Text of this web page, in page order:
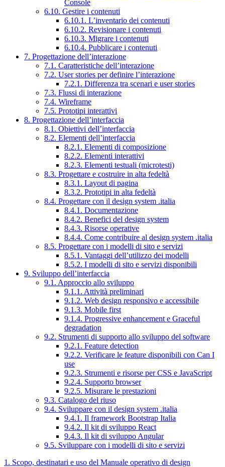
Console
6.10. Gestire i contenuti
6.10.1. L’inventario dei contenuti
6.10.2. Revisionare i contenuti
6.10.3. Migrare i contenuti
6.10.4. Pubblicare i contenuti
7. Progettazione dell’interazione
7.1. Caratteristiche dell’interazione
7.2. User stories per definire l’interazione
7.2.1. Differenza tra scenari e user stories
7.3. Flussi di interazione
7.4. Wireframe
7.5. Prototipi interattivi
8. Progettazione dell’interfaccia
8.1. Obiettivi dell’interfaccia
8.2. Elementi dell’interfaccia
8.2.1. Elementi di composizione
8.2.2. Elementi interattivi
8.2.3. Elementi testuali (microtesti)
8.3. Progettare e costruire in alta fedeltà
8.3.1. Layout di pagina
8.3.2. Prototipi in alta fedeltà
8.4. Progettare con il design system .italia
8.4.1. Documentazione
8.4.2. Benefici del design system
8.4.3. Risorse operative
8.4.4. Come contribuire al design system .italia
8.5. Progettare con i modelli di sito e servizi
8.5.1. Vantaggi dell’utilizzo dei modelli
8.5.2. I modelli di sito e servizi disponibili
9. Sviluppo dell’interfaccia
9.1. Approccio allo sviluppo
9.1.1. Attività preliminari
9.1.2. Web design responsivo e accessibile
9.1.3. Mobile first
9.1.4. Progressive enhancement e Graceful
degradation
9.2. Strumenti di supporto allo sviluppo del software
9.2.1. Feature detection
9.2.2. Verificare le feature disponibili con Can I
use
9.2.3. Strumenti e risorse per CSS e JavaScript
9.2.4. Supporto browser
9.2.5. Misurare le prestazioni
9.3. Catalogo del riuso
9.4. Sviluppare con il design system .italia
9.4.1. Il framework Bootstrap Italia
9.4.2. Il kit di sviluppo React
9.4.3. Il kit di sviluppo Angular
9.5. Sviluppare con i modelli di sito e servizi
1. Scopo, destinatari e uso del Manuale operativo di design